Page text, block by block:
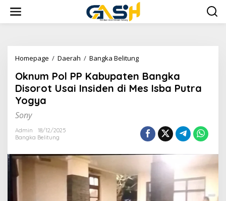
konten
Homepage / Daerah / Bangka BelitungOknum
PP
Kabupaten
Bangka
di
Mes
Putra
Oknum Pol PP Kabupaten Bangka
Disorot Usai Insiden di Mes Isba Putra
Yogya
Sony
Admin
18/12/2025
Bangka Belitung